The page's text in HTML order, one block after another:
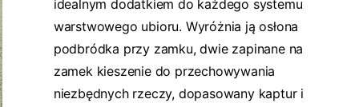
idealnym dodatkiem do każdego systemu
warstwowego ubioru. Wyróżnia ją osłona
podbródka przy zamku, dwie zapinane na
zamek kieszenie do przechowywania
niezbędnych rzeczy, dopasowany kaptur i